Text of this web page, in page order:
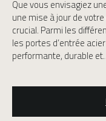
Que vous envisagiez
une mise à jour de
crucial. Parmi les
les portes d’entrée
performante, durable